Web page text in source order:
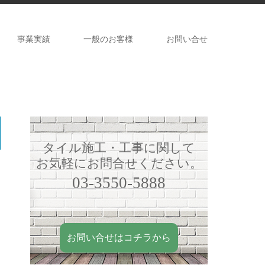
事業実績 一般のお客様 お問い合せ
タイル施工・工事に関して
お気軽にお問合せください。
03-3550-5888
お問い合せはコチラから